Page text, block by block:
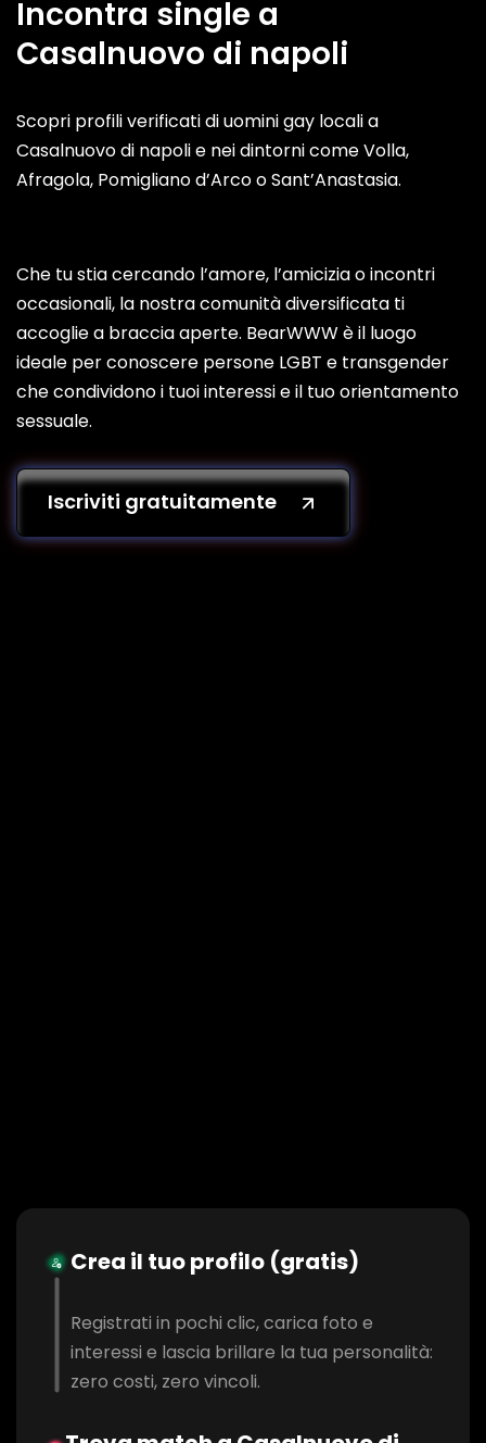
Incontra single a
Casalnuovo di napoli
Scopri profili verificati di uomini gay locali a
Casalnuovo di napoli e nei dintorni come Volla,
Afragola, Pomigliano d’Arco o Sant’Anastasia.
Che tu stia cercando l’amore, l’amicizia o incontri
occasionali, la nostra comunità diversificata ti
accoglie a braccia aperte. BearWWW è il luogo
ideale per conoscere persone LGBT e transgender
che condividono i tuoi interessi e il tuo orientamento
sessuale.
Iscriviti gratuitamente
Crea il tuo profilo (gratis)
Registrati in pochi clic, carica foto e
interessi e lascia brillare la tua personalità:
zero costi, zero vincoli.